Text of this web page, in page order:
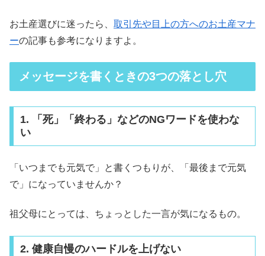
お土産選びに迷ったら、 取引先や目上の方へのお土産マナ
ーの記事も参考になりますよ。
メッセージを書くときの3つの落とし穴
1. 「死」「終わる」などのNGワードを使わな
い
「いつまでも元気で」と書くつもりが、「最後まで元気
で」になっていませんか？
祖父母にとっては、ちょっとした一言が気になるもの。
2. 健康自慢のハードルを上げない